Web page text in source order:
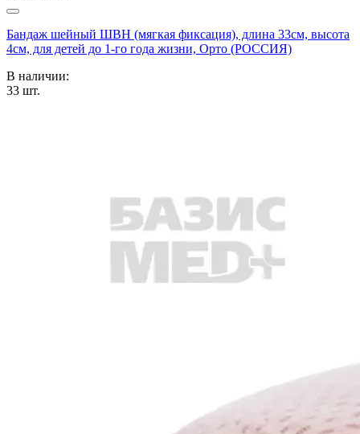
Бандаж шейный ШВН (мягкая фиксация), длина 33см, высота
4см, для детей до 1-го года жизни, Орто (РОССИЯ)
В наличии:
33 шт.